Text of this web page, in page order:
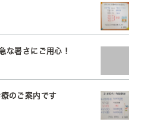
な暑さにご用心！
のご案内です